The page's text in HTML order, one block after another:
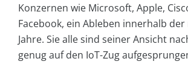
Konzernen wie Microsoft, Apple,
Facebook, ein Ableben innerhalb
Jahre. Sie alle sind seiner Ansicht
genug auf den IoT-Zug